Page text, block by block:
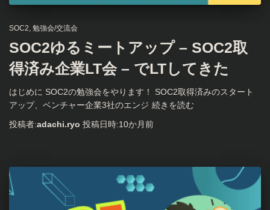
SOC2 勉強会/交流会
SOC2ゆるミートアップ – SOC2取
得済み企業LT会 – でLTしてきた
はじめに SOC2の勉強会をやります！ SOC2取得済みのスタート
アップ、ベンチャー企業3社のエンジ 続きを読む
投稿者:adachi.ryo 投稿日時:10か月前